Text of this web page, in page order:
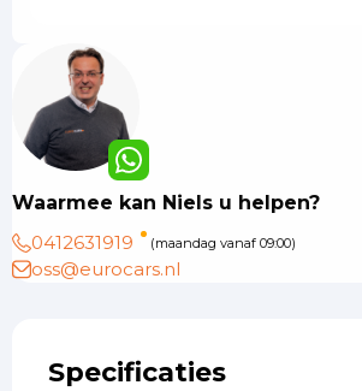
Waarmee kan Niels u helpen?
0412631919
(maandag vanaf 09:00)
oss@eurocars.nl
Specificaties